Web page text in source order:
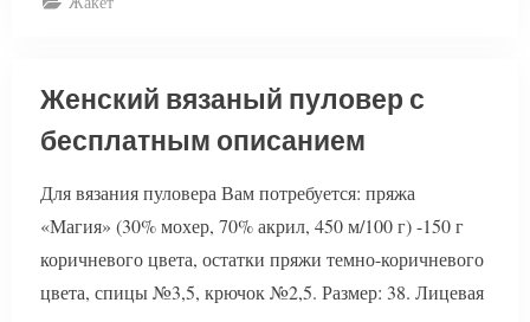
Женский вязаный пуловер с
бесплатным описанием
Для вязания пуловера Вам потребуется: пряжа
«Магия» (30% мохер, 70% акрил, 450 м/100 г) -150 г
коричневого цвета, остатки пряжи темно-коричневого
цвета, спицы №3,5, крючок №2,5. Размер: 38. Лицевая